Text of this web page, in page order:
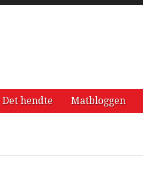
Det hendte Matbloggen